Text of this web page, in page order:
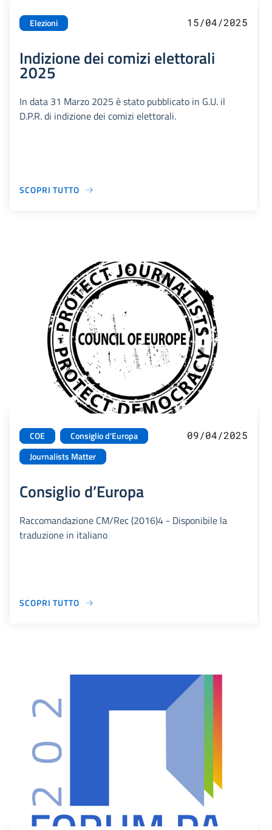
Elezioni 15/04/2025
Indizione dei comizi elettorali
2025
In data 31 Marzo 2025 è stato pubblicato in G.U. il
D.P.R. di indizione dei comizi elettorali.
SCOPRI TUTTO
COE
Consiglio d'Europa
Journalists Matter
09/04/2025
Consiglio d’Europa
Raccomandazione CM/Rec (2016)4 - Disponibile la
traduzione in italiano
SCOPRI TUTTO